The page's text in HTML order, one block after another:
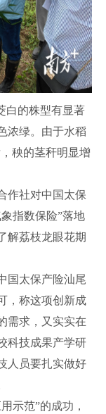
的株型有显著
浓绿。由于水稻
秧的茎秆明显增
社对中国太保
指数保险”落地
解荔枝龙眼花期
太保产险汕尾
，称这项创新成
需求，又实实在
科技成果产学研
人员要扎实做好
示范”的成功，